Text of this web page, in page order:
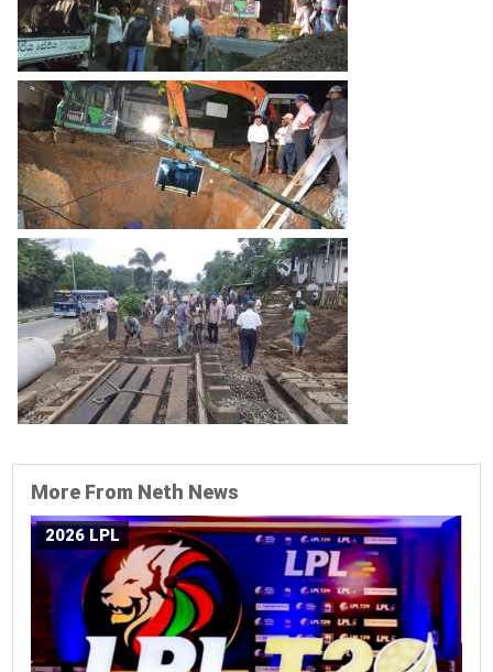
More From Neth News
2026 LPL